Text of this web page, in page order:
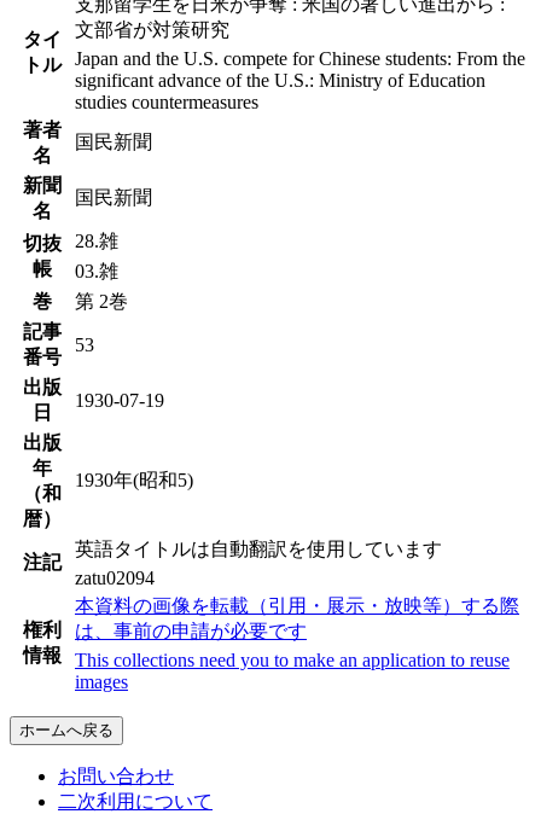
タイ
トル
文部省が対策研究
Japan and the U.S. compete for Chinese students: From the
significant advance of the U.S.: Ministry of Education
studies countermeasures
著者
名
国民新聞
新聞
名
国民新聞
切抜
帳
28.雑
03.雑
巻
第 2巻
記事
番号
53
出版
日
1930-07-19
出版
年
（和
暦）
1930年(昭和5)
注記
英語タイトルは自動翻訳を使用しています
zatu02094
権利
情報
本資料の画像を転載（引用・展示・放映等）する際
は、事前の申請が必要です
This collections need you to make an application to reuse
images
ホームへ戻る
お問い合わせ
二次利用について